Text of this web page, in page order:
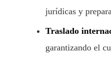
jurídicas y
Traslado
garantizando el